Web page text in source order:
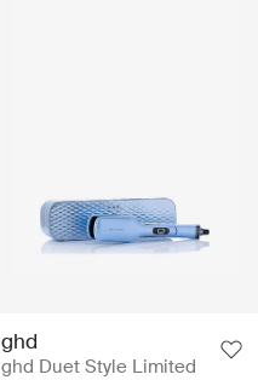
ghd
ghd Duet Style Limited